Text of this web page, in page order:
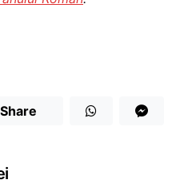
Share